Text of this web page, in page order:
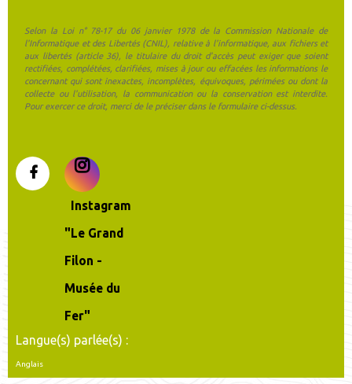
Selon la Loi n° 78-17 du 06 janvier 1978 de la Commission Nationale de
l'Informatique et des Libertés (CNIL), relative à l'informatique, aux fichiers et
aux libertés (article 36), le titulaire du droit d'accès peut exiger que soient
rectifiées, complétées, clarifiées, mises à jour ou effacées les informations le
concernant qui sont inexactes, incomplètes, équivoques, périmées ou dont la
collecte ou l'utilisation, la communication ou la conservation est interdite.
Pour exercer ce droit, merci de le préciser dans le formulaire ci-dessus.
Langue(s) parlée(s) :
Anglais